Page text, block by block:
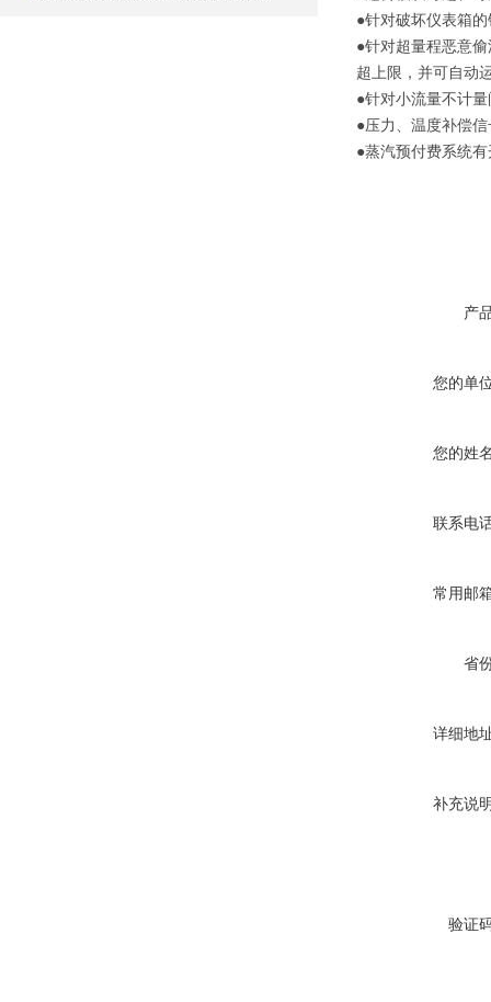
●针对破坏仪表箱
●针对超量程恶意
超上限，并可自动
●针对小流量不计
●压力、温度补偿
●蒸汽预付费系统
产
您的单
您的姓
联系电
常用邮
省
详细地
补充说
验证